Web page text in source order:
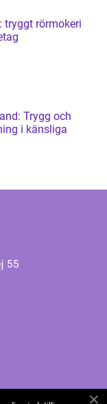
tryggt rörmokeri
Trygg och
i känsliga